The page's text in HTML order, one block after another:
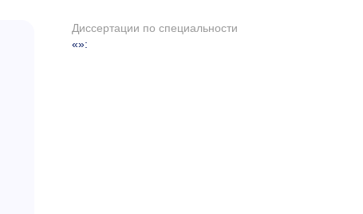
Диссертации по специальности
«»: